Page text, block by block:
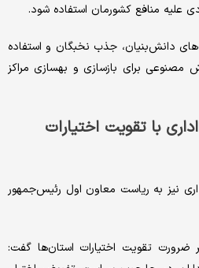
علیه منافع کشورمان استفاده شود.
دانش‌بنیان، جذب نخبگان و استفاده
مصنوعی برای بازسازی و بهسازی مراکز
با تقویت اختیارات
نیز به ریاست معاون اول رئیس‌جمهور
ضرورت تقویت اختیارات استان‌ها گفت: